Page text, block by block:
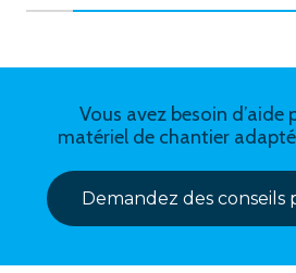
Vous avez besoin d’aide
matériel de chantier
Demandez des conseils